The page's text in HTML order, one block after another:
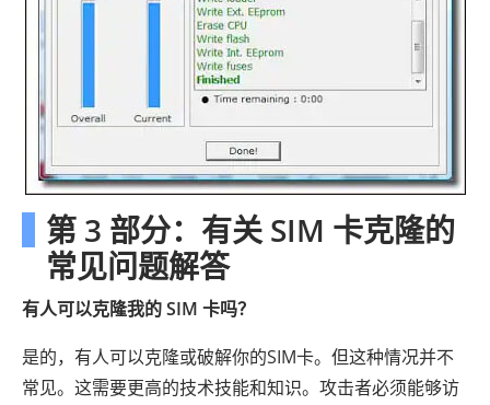
第 3 部分：有关 SIM 卡克隆的
常见问题解答
有人可以克隆我的 SIM 卡吗？
是的，有人可以克隆或破解你的SIM卡。但这种情况并不
常见。这需要更高的技术技能和知识。攻击者必须能够访